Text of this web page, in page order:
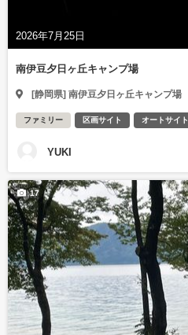
2026年7月25日
南伊豆夕日ヶ丘キャンプ場
[静岡県] 南伊豆夕日ヶ丘キャンプ場
ファミリー 区画サイト オートサイト
YUKI
17